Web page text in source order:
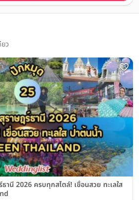
ว
านี 2026 ครบทุกสไตล์! เขื่อนสวย ทะเลใส